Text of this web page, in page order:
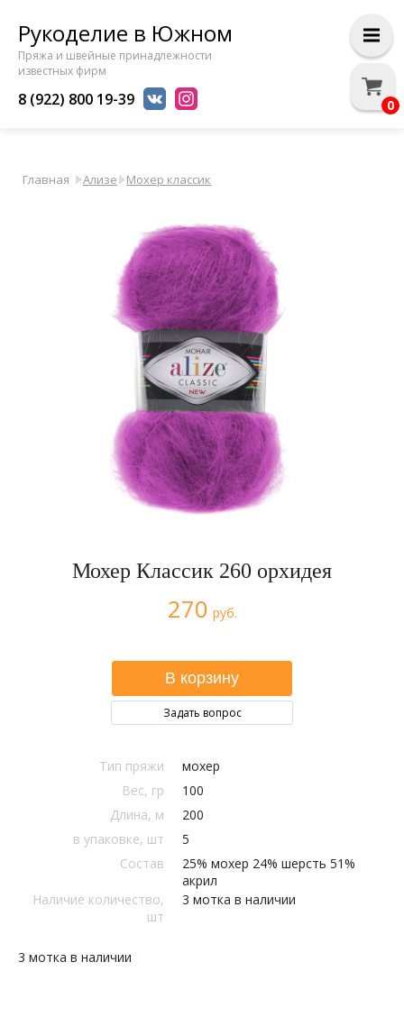
Рукоделие в Южном
Пряжа и швейные принадлежности
известных фирм
8 (922) 800 19-39
Главная Ализе Мохер классик
Мохер Классик 260 орхидея
270 руб.
Задать вопрос
Тип пряжи
мохер
Вес, гр
100
Длина, м
200
в упаковке, шт
5
Состав
25% мохер 24% шерсть 51%
акрил
Наличие количество,
шт
3 мотка в наличии
3 мотка в наличии
0